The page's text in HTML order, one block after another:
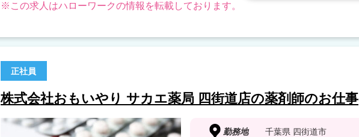
※この求人はハローワークの情報を転載しております。
正社員
株式会社おもいやり サカエ薬局 四街道店の薬剤師のお仕事
勤務地 千葉県 四街道市